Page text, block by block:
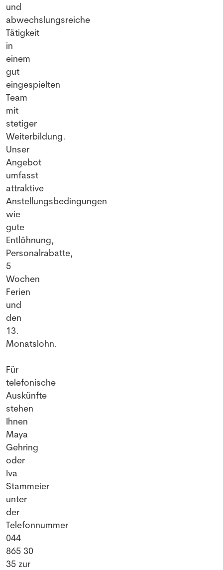
und
abwechslungsreiche
Tätigkeit
in
einem
gut
eingespielten
Team
mit
stetiger
Weiterbildung.
Unser
Angebot
umfasst
attraktive
Anstellungsbedingungen
wie
gute
Entlöhnung,
Personalrabatte,
5
Wochen
Ferien
und
den
13.
Monatslohn.
Für
telefonische
Auskünfte
stehen
Ihnen
Maya
Gehring
oder
Iva
Stammeier
unter
der
Telefonnummer
044
865 30
35 zur